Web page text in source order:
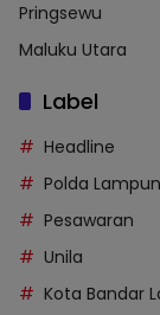
Pringsewu
Maluku Utara
Label
Headline
Polda
Pesawaran
Unila
Kota Bandar